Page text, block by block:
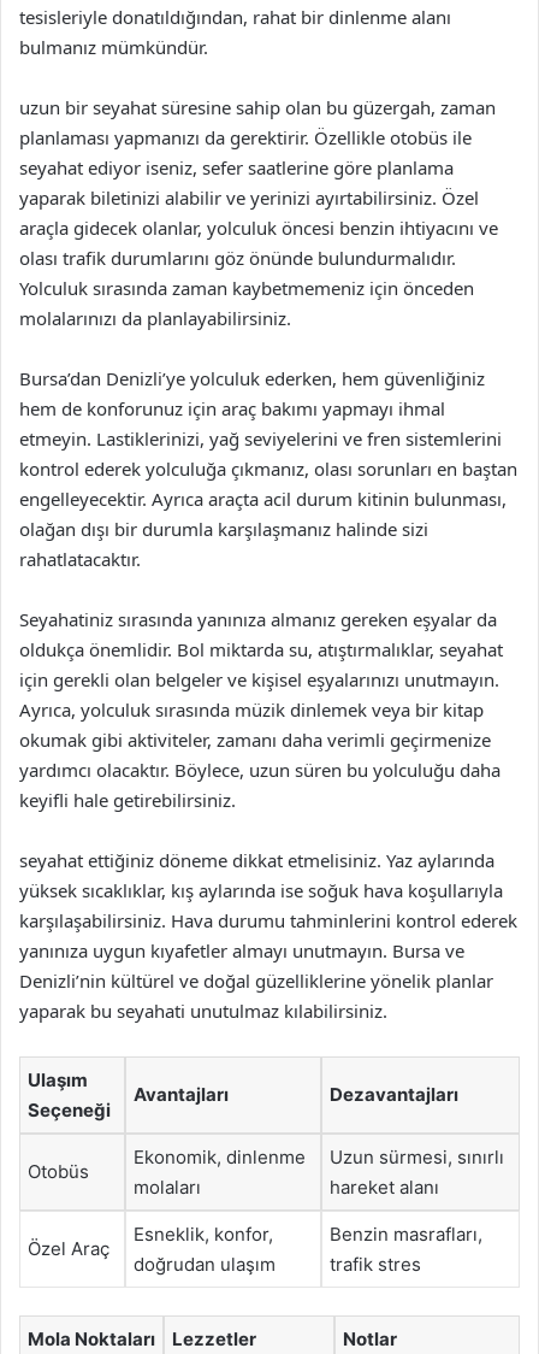
tesisleriyle donatıldığından, rahat bir dinlenme alanı
bulmanız mümkündür.
uzun bir seyahat süresine sahip olan bu güzergah, zaman
planlaması yapmanızı da gerektirir. Özellikle otobüs ile
seyahat ediyor iseniz, sefer saatlerine göre planlama
yaparak biletinizi alabilir ve yerinizi ayırtabilirsiniz. Özel
araçla gidecek olanlar, yolculuk öncesi benzin ihtiyacını ve
olası trafik durumlarını göz önünde bulundurmalıdır.
Yolculuk sırasında zaman kaybetmemeniz için önceden
molalarınızı da planlayabilirsiniz.
Bursa’dan Denizli’ye yolculuk ederken, hem güvenliğiniz
hem de konforunuz için araç bakımı yapmayı ihmal
etmeyin. Lastiklerinizi, yağ seviyelerini ve fren sistemlerini
kontrol ederek yolculuğa çıkmanız, olası sorunları en baştan
engelleyecektir. Ayrıca araçta acil durum kitinin bulunması,
olağan dışı bir durumla karşılaşmanız halinde sizi
rahatlatacaktır.
Seyahatiniz sırasında yanınıza almanız gereken eşyalar da
oldukça önemlidir. Bol miktarda su, atıştırmalıklar, seyahat
için gerekli olan belgeler ve kişisel eşyalarınızı unutmayın.
Ayrıca, yolculuk sırasında müzik dinlemek veya bir kitap
okumak gibi aktiviteler, zamanı daha verimli geçirmenize
yardımcı olacaktır. Böylece, uzun süren bu yolculuğu daha
keyifli hale getirebilirsiniz.
seyahat ettiğiniz döneme dikkat etmelisiniz. Yaz aylarında
yüksek sıcaklıklar, kış aylarında ise soğuk hava koşullarıyla
karşılaşabilirsiniz. Hava durumu tahminlerini kontrol ederek
yanınıza uygun kıyafetler almayı unutmayın. Bursa ve
Denizli’nin kültürel ve doğal güzelliklerine yönelik planlar
yaparak bu seyahati unutulmaz kılabilirsiniz.
Ulaşım
Seçeneği
Avantajları Dezavantajları
Otobüs
Ekonomik, dinlenme
molaları
Uzun sürmesi, sınırlı
hareket alanı
Özel Araç
Esneklik, konfor,
doğrudan ulaşım
Benzin masrafları,
trafik stres
Mola Noktaları Lezzetler Notlar